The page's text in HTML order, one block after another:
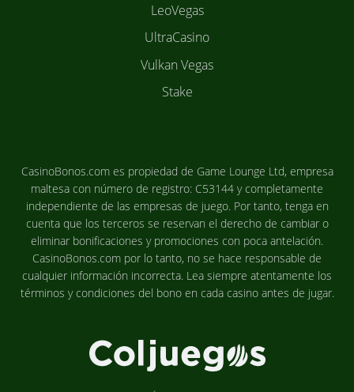
LeoVegas
UltraCasino
Vulkan Vegas
Stake
CasinoBonos.com es propiedad de Game Lounge Ltd, empresa
maltesa con número de registro: C53144 y completamente
independiente de las empresas de juego. Por tanto, tenga en
cuenta que los terceros se reservan el derecho de cambiar o
eliminar bonificaciones y promociones con poca antelación.
CasinoBonos.com por lo tanto, no se hace responsable de
cualquier información incorrecta. Lea siempre atentamente los
términos y condiciones del bono en cada casino antes de jugar.